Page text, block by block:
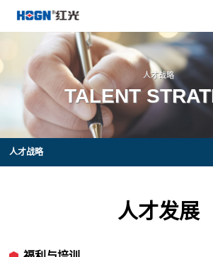
人才战略
人才战略
TALENT
人才发展